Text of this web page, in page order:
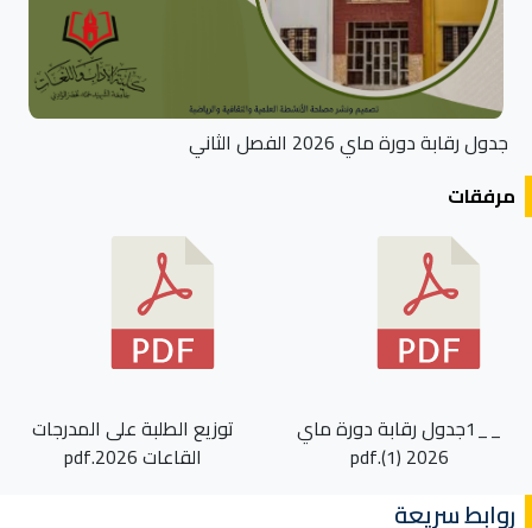
جدول رقابة دورة ماي 2026 الفصل الثاني
مرفقات
__1جدول رقابة دورة ماي
2026 (1).pdf
توزيع الطلبة على المدرجات
القاعات 2026.pdf
روابط سريعة